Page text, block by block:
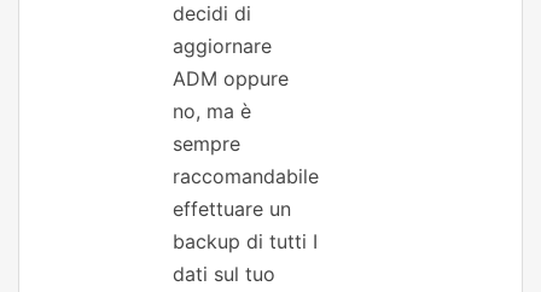
decidi di
aggiornare
ADM oppure
no, ma è
sempre
raccomandabile
effettuare un
backup di tutti I
dati sul tuo